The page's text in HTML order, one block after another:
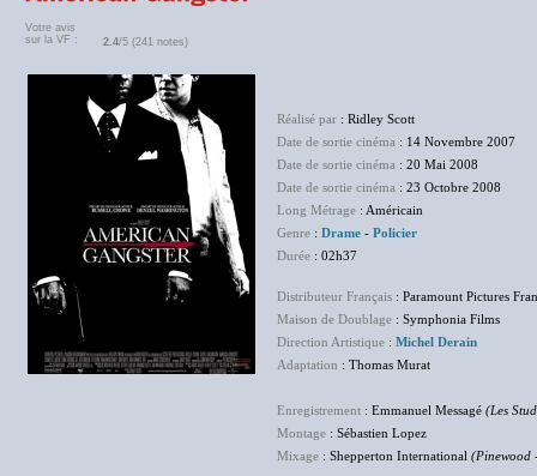
Votre avis
sur la VF :
2.4/5 (241 notes)
Réalisé par : Ridley Scott
Date de sortie cinéma : 14 Novembre 2007
Date de sortie cinéma : 20 Mai 2008
Date de sortie cinéma : 23 Octobre 2008
Long Métrage : Américain
Genre : Drame - Policier
Durée : 02h37
Distributeur Français : Paramount Pictures
Maison de Doublage : Symphonia Films
Direction Artistique : Michel Derain
Adaptation : Thomas Murat
Enregistrement : Emmanuel Messagé (Les
Montage : Sébastien Lopez
Mixage : Shepperton International (Pinewood